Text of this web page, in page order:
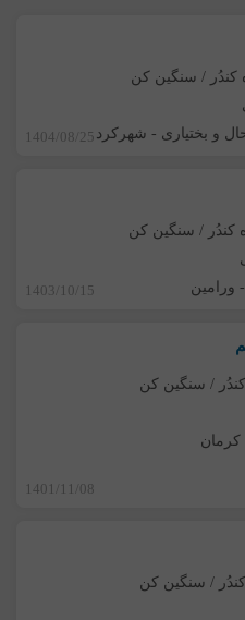
کندُر / سنگین کن
و بختیاری - شهرکرد 1404/08/25
کندُر / سنگین کن
- ورامین 1403/10/15
/ سنگین کن
کرمان
1401/11/08
/ سنگین کن